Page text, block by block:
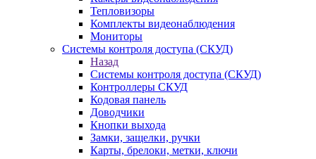
Тепловизоры
Комплекты видеонаблюдения
Мониторы
Системы контроля доступа (СКУД)
Назад
Системы контроля доступа (СКУД)
Контроллеры СКУД
Кодовая панель
Доводчики
Кнопки выхода
Замки, защелки, ручки
Карты, брелоки, метки, ключи